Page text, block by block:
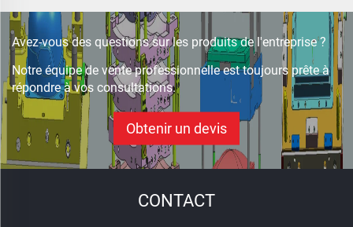
Avez-vous des questions sur les produits de l'entreprise ?
Notre équipe de vente professionnelle est toujours prête à
répondre à vos consultations.
Obtenir un devis
CONTACT